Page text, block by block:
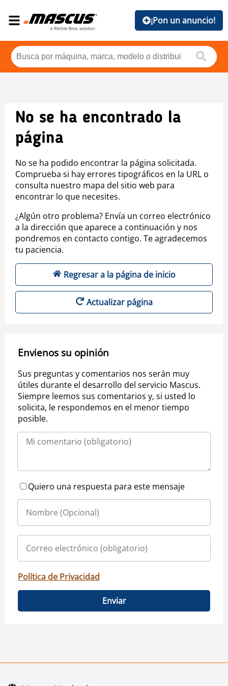
¡Pon un anuncio!
No se ha encontrado la
página
No se ha podido encontrar la página solicitada.
Comprueba si hay errores tipográficos en la URL o
consulta nuestro mapa del sitio web para
encontrar lo que necesites.
¿Algún otro problema? Envía un correo electrónico
a la dirección que aparece a continuación y nos
pondremos en contacto contigo. Te agradecemos
tu paciencia.
Regresar a la página de inicio
Actualizar página
Envienos su opinión
Sus preguntas y comentarios nos serán muy
útiles durante el desarrollo del servicio Mascus.
Siempre leemos sus comentarios y, si usted lo
solicita, le respondemos en el menor tiempo
posible.
Quiero una respuesta para este mensaje
Política de Privacidad
Enviar